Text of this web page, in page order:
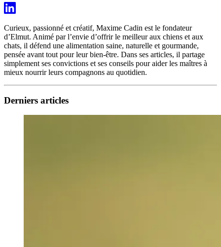
Curieux, passionné et créatif, Maxime Cadin est le fondateur
d’Elmut. Animé par l’envie d’offrir le meilleur aux chiens et aux
chats, il défend une alimentation saine, naturelle et gourmande,
pensée avant tout pour leur bien-être. Dans ses articles, il partage
simplement ses convictions et ses conseils pour aider les maîtres à
mieux nourrir leurs compagnons au quotidien.
Derniers articles